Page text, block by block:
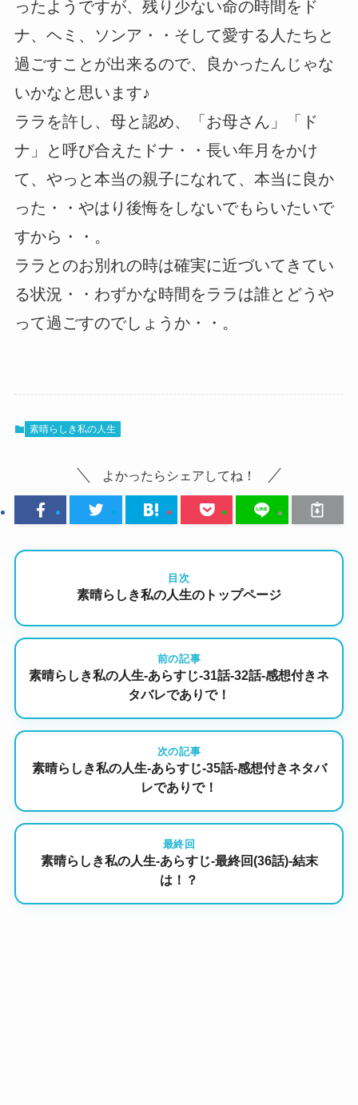
ったようですが、残り少ない命の時間をド
ナ、ヘミ、ソンア・・そして愛する人たちと
過ごすことが出来るので、良かったんじゃな
いかなと思います♪
ララを許し、母と認め、「お母さん」「ド
ナ」と呼び合えたドナ・・長い年月をかけ
て、やっと本当の親子になれて、本当に良か
った・・やはり後悔をしないでもらいたいで
すから・・。
ララとのお別れの時は確実に近づいてきてい
る状況・・わずかな時間をララは誰とどうや
って過ごすのでしょうか・・。
素晴らしき私の人生
よかったらシェアしてね！
目次
素晴らしき私の人生のトップページ
前の記事
素晴らしき私の人生-あらすじ-31話-32話-感想付きネ
タバレでありで！
次の記事
素晴らしき私の人生-あらすじ-35話-感想付きネタバ
レでありで！
最終回
素晴らしき私の人生-あらすじ-最終回(36話)-結末
は！？